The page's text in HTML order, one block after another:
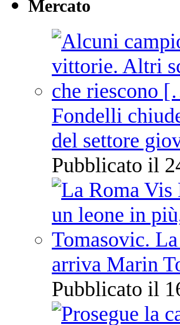
Mercato
Fondelli
del settore
Pubblicato il
arriva Marin
Pubblicato il